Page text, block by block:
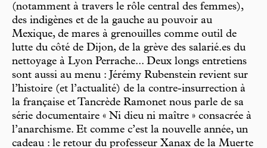
(notamment à travers le rôle central des femmes),
des indigènes et de la gauche au pouvoir au
Mexique, de mares à grenouilles comme outil de
lutte du côté de Dijon, de la grève des salarié.es du
nettoyage à Lyon Perrache... Deux longs entretiens
sont aussi au menu : Jérémy Rubenstein revient sur
l’histoire (et l’actualité) de la contre-insurrection à
la française et Tancrède Ramonet nous parle de sa
série documentaire « Ni dieu ni maître » consacrée à
l’anarchisme. Et comme c’est la nouvelle année, un
cadeau : le retour du professeur Xanax de la Muerte